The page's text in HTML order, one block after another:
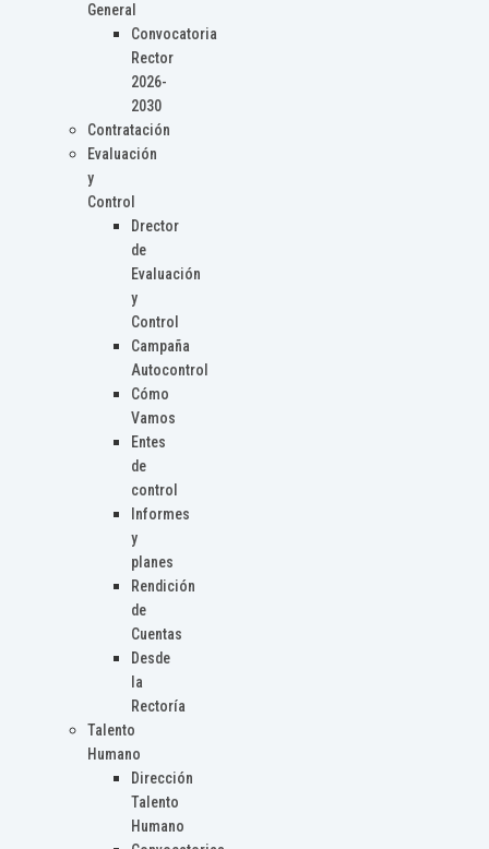
General
Convocatoria
Rector
2026-
2030
Contratación
Evaluación
y
Control
Drector
de
Evaluación
y
Control
Campaña
Autocontrol
Cómo
Vamos
Entes
de
control
Informes
y
planes
Rendición
de
Cuentas
Desde
la
Rectoría
Talento
Humano
Dirección
Talento
Humano